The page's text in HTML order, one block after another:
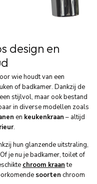
design en
wie houdt van een
of badkamer. Dankzij de
stijlvol, maar ook bestand
in diverse modellen zoals
en keukenkraan – altijd
.
hun glanzende uitstraling,
je nu je badkamer, toilet of
chroom kraante
soorten chroom